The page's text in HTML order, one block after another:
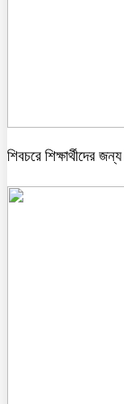
শিবচরে শিক্ষার্থীদের